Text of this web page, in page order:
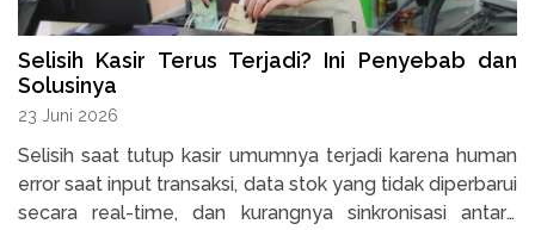
Selisih Kasir Terus Terjadi? Ini Penyebab dan
Solusinya
23 Juni 2026
Selisih saat tutup kasir umumnya terjadi karena human
error saat input transaksi, data stok yang tidak diperbarui
secara real-time, dan kurangnya sinkronisasi antara